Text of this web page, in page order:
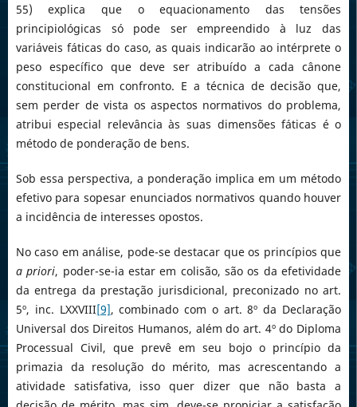
55) explica que o equacionamento das tensões
principiológicas só pode ser empreendido à luz das
variáveis fáticas do caso, as quais indicarão ao intérprete o
peso específico que deve ser atribuído a cada cânone
constitucional em confronto. E a técnica de decisão que,
sem perder de vista os aspectos normativos do problema,
atribui especial relevância às suas dimensões fáticas é o
método de ponderação de bens.
Sob essa perspectiva, a ponderação implica em um método
efetivo para sopesar enunciados normativos quando houver
a incidência de interesses opostos.
No caso em análise, pode-se destacar que os princípios que
a priori, poder-se-ia estar em colisão, são os da efetividade
da entrega da prestação jurisdicional, preconizado no art.
5º, inc. LXXVIII[9], combinado com o art. 8º da Declaração
Universal dos Direitos Humanos, além do art. 4º do Diploma
Processual Civil, que prevê em seu bojo o princípio da
primazia da resolução do mérito, mas acrescentando a
atividade satisfativa, isso quer dizer que não basta a